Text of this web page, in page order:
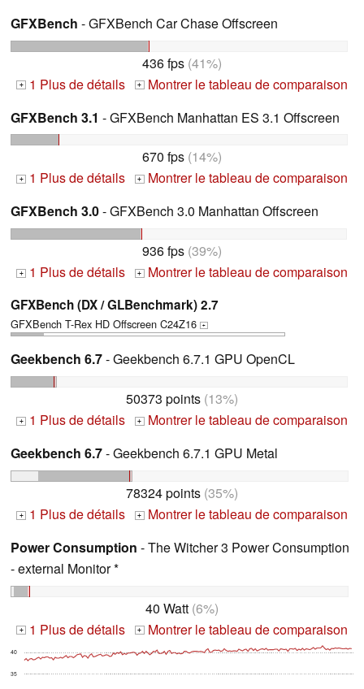
GFXBench - GFXBench Car Chase Offscreen
436 fps (41%)
+ 1 Plus de détails + Montrer le tableau de comparaison
GFXBench 3.1 - GFXBench Manhattan ES 3.1 Offscreen
670 fps (14%)
+ 1 Plus de détails + Montrer le tableau de comparaison
GFXBench 3.0- GFXBench 3.0 Manhattan Offscreen
936 fps (39%)
+ 1 Plus de détails + Montrer le tableau de comparaison
GFXBench (DX / GLBenchmark) 2.7
GFXBench T-Rex HD Offscreen C24Z16 +
Geekbench 6.7- Geekbench 6.7.1 GPU OpenCL
50373 points (13%)
+ 1 Plus de détails + Montrer le tableau de comparaison
Geekbench 6.7- Geekbench 6.7.1 GPU Metal
78324 points (35%)
+ 1 Plus de détails + Montrer le tableau de comparaison
Power Consumption - The Witcher 3 Power Consumption
- external Monitor *
40 Watt (6%)
+ 1 Plus de détails + Montrer le tableau de comparaison
35
40